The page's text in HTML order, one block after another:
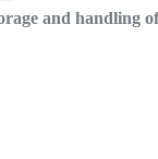
and handling